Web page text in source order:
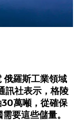
羅斯工業領域
訊社表示，格陵
萬噸，從確保
要這些儲量。